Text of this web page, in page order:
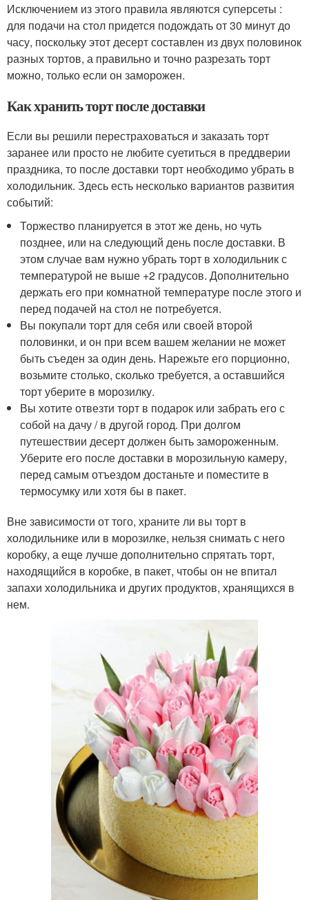
Исключением из этого правила являются суперсеты :
для подачи на стол придется подождать от 30 минут до
часу, поскольку этот десерт составлен из двух половинок
разных тортов, а правильно и точно разрезать торт
можно, только если он заморожен.
Как хранить торт после доставки
Если вы решили перестраховаться и заказать торт
заранее или просто не любите суетиться в преддверии
праздника, то после доставки торт необходимо убрать в
холодильник. Здесь есть несколько вариантов развития
событий:
Торжество планируется в этот же день, но чуть
позднее, или на следующий день после доставки. В
этом случае вам нужно убрать торт в холодильник с
температурой не выше +2 градусов. Дополнительно
держать его при комнатной температуре после этого и
перед подачей на стол не потребуется.
Вы покупали торт для себя или своей второй
половинки, и он при всем вашем желании не может
быть съеден за один день. Нарежьте его порционно,
возьмите столько, сколько требуется, а оставшийся
торт уберите в морозилку.
Вы хотите отвезти торт в подарок или забрать его с
собой на дачу / в другой город. При долгом
путешествии десерт должен быть замороженным.
Уберите его после доставки в морозильную камеру,
перед самым отъездом достаньте и поместите в
термосумку или хотя бы в пакет.
Вне зависимости от того, храните ли вы торт в
холодильнике или в морозилке, нельзя снимать с него
коробку, а еще лучше дополнительно спрятать торт,
находящийся в коробке, в пакет, чтобы он не впитал
запахи холодильника и других продуктов, хранящихся в
нем.